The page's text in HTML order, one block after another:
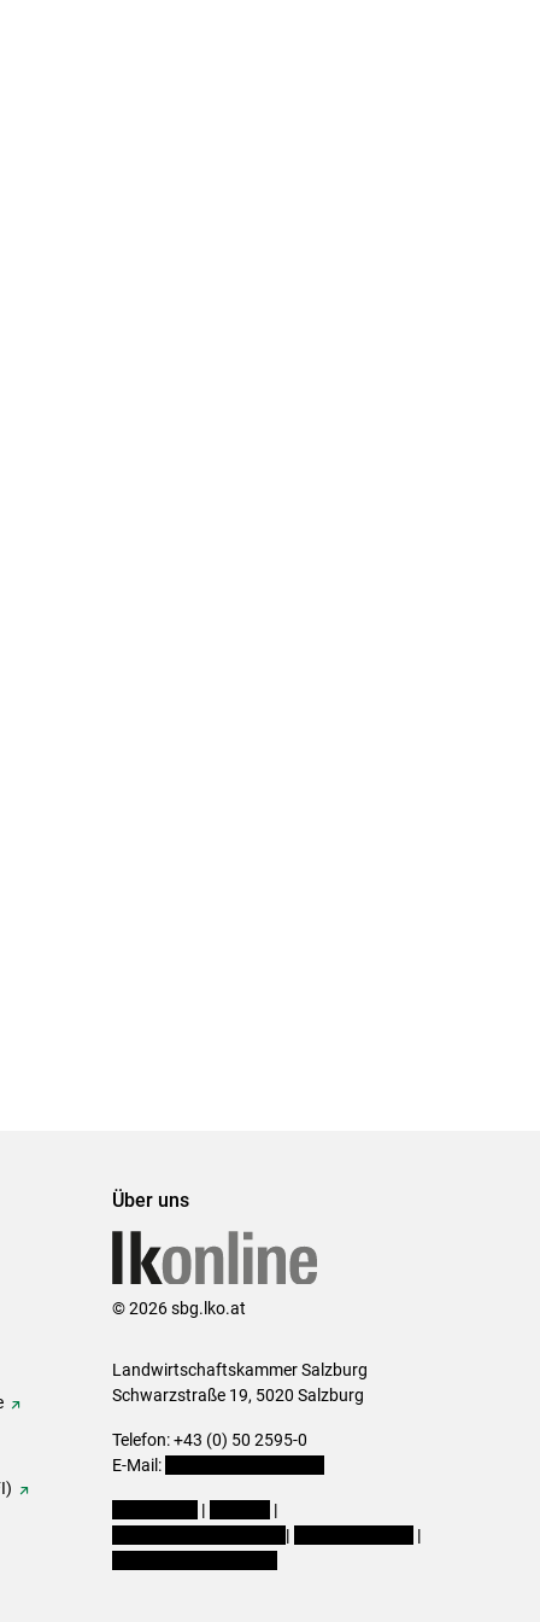
Über uns
© 2026 sbg.lko.at
Landwirtschaftskammer Salzburg
Schwarzstraße 19, 5020 Salzburg
Telefon: +43 (0) 50 2595-0
E-Mail:
|
|
|
|